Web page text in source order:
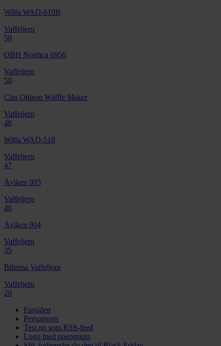
Wilfa WAD-619B
Vaffeljern
50
OBH Nordica 6956
Vaffeljern
50
Clas Ohlson Waffle Maker
Vaffeljern
48
Wilfa WAD-518
Vaffeljern
47
Åviken 905
Vaffeljern
40
Åviken 904
Vaffeljern
35
Biltema Vaffeljern
Vaffeljern
20
Forsiden
Personvern
Test.no som RSS-feed
Logo med poengsum